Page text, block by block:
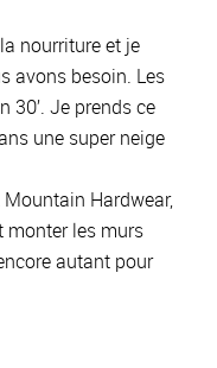
nourriture et je
avons besoin. Les
30’. Je prends ce
une super neige
Hardwear,
monter les murs
autant pour